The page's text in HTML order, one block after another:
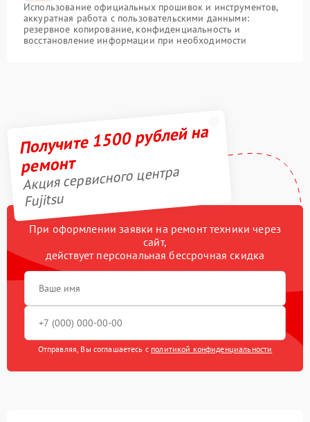
Использование официальных прошивок и инструментов,
аккуратная работа с пользовательскими данными:
резервное копирование, конфиденциальность и
восстановление информации при необходимости
Получите 1500 рублей на
ремонт
Акция сервисного центра
Fujitsu
При оформлении заявки на ремонт техники через
сайт,
действует персональная бессрочная скидка
Отправляя, Вы соглашаетесь с политикой конфиденциальности